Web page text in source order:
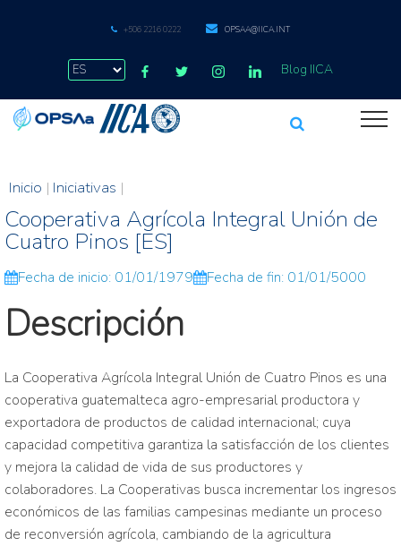
+506 2216 0222 OPSAA@IICA.INT
Blog IICA
Inicio | Iniciativas |
Cooperativa Agrícola Integral Unión de
Cuatro Pinos [ES]
Fecha de inicio: 01/01/1979 Fecha de fin: 01/01/5000
Descripción
La Cooperativa Agrícola Integral Unión de Cuatro Pinos es una
cooperativa guatemalteca agro-empresarial productora y
exportadora de productos de calidad internacional; cuya
capacidad competitiva garantiza la satisfacción de los clientes
y mejora la calidad de vida de sus productores y
colaboradores. La Cooperativas busca incrementar los ingresos
económicos de las familias campesinas mediante un proceso
de reconversión agrícola, cambiando de la agricultura